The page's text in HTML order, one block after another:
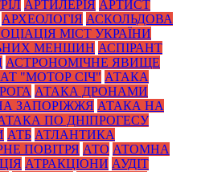
АРТИЛЕРІЯ АРТИСТ
АРХЕОЛОГІЯ АСКОЛЬДОВА
МІСТ УКРАЇНИ
МЕНШИН АСПІРАНТ
АСТРОНОМІЧНЕ ЯВИЩЕ
АТ "МОТОР СІЧ" АТАКА
АТАКА ДРОНАМИ
ЗАПОРІЖЖЯ АТАКА НА
ПО ДНІПРОГЕСУ
АТБ АТЛАНТИКА
ПОВІТРЯ АТО АТОМНА
АТРАКЦІОНИ АУДІТ